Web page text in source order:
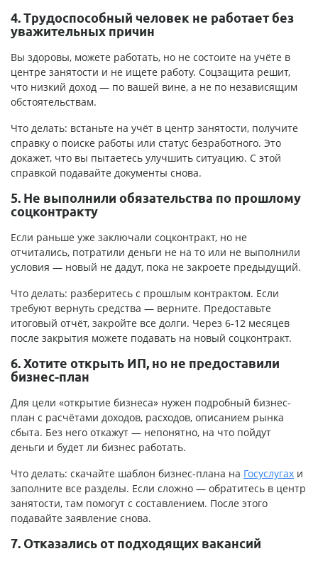
4. Трудоспособный человек не работает без
уважительных причин
Вы здоровы, можете работать, но не состоите на учёте в
центре занятости и не ищете работу. Соцзащита решит,
что низкий доход — по вашей вине, а не по независящим
обстоятельствам.
Что делать: встаньте на учёт в центр занятости, получите
справку о поиске работы или статус безработного. Это
докажет, что вы пытаетесь улучшить ситуацию. С этой
справкой подавайте документы снова.
5. Не выполнили обязательства по прошлому
соцконтракту
Если раньше уже заключали соцконтракт, но не
отчитались, потратили деньги не на то или не выполнили
условия — новый не дадут, пока не закроете предыдущий.
Что делать: разберитесь с прошлым контрактом. Если
требуют вернуть средства — верните. Предоставьте
итоговый отчёт, закройте все долги. Через 6-12 месяцев
после закрытия можете подавать на новый соцконтракт.
6. Хотите открыть ИП, но не предоставили
бизнес-план
Для цели «открытие бизнеса» нужен подробный бизнес-
план с расчётами доходов, расходов, описанием рынка
сбыта. Без него откажут — непонятно, на что пойдут
деньги и будет ли бизнес работать.
Что делать: скачайте шаблон бизнес-плана на Госуслугах и
заполните все разделы. Если сложно — обратитесь в центр
занятости, там помогут с составлением. После этого
подавайте заявление снова.
7. Отказались от подходящих вакансий